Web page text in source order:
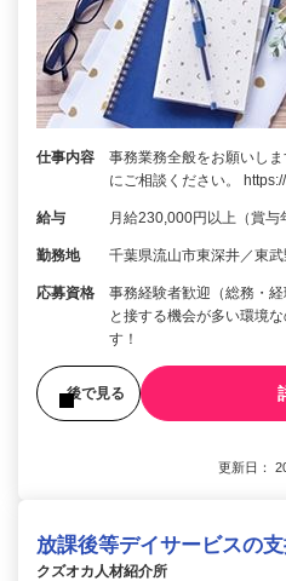
仕事内容
事務業務全般をお願いし
にご相談ください。
給与 月給230,000円以上（賞与
勤務地 千葉県流山市東深井／東
応募資格
事務経験者歓迎（総務・
と接する機会が多い環境
す！
後で見る
更新日：
放課後等デイサービスの
クズオカ人材紹介所